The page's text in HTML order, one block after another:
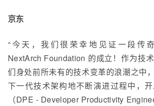
京东
“今天，我们很荣幸地见证一段传
NextArch Foundation 的成立！作为技
们身处前所未有的技术变革的浪潮之中
下一代技术架构地不断演进过程中，
（DPE - Developer Productivity